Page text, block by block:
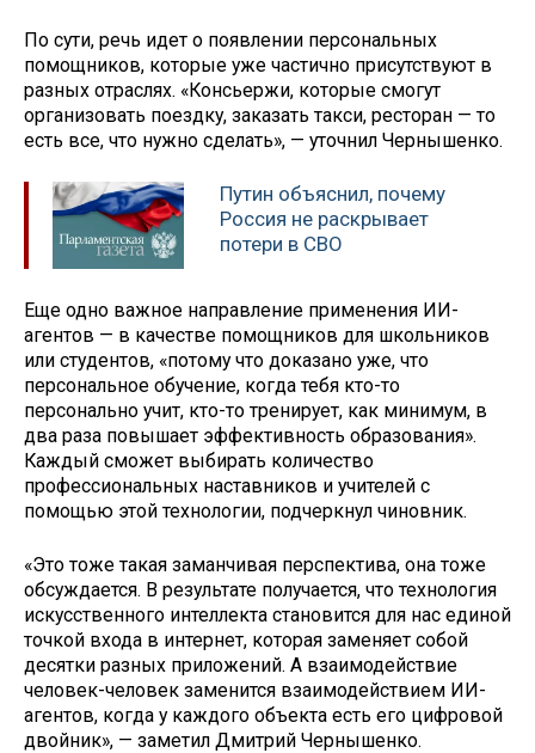
По сути, речь идет о появлении персональных
помощников, которые уже частично присутствуют в
разных отраслях. «Консьержи, которые смогут
организовать поездку, заказать такси, ресторан — то
есть все, что нужно сделать», — уточнил Чернышенко.
Путин объяснил, почему
Россия не раскрывает
потери в СВО
Еще одно важное направление применения ИИ-
агентов — в качестве помощников для школьников
или студентов, «потому что доказано уже, что
персональное обучение, когда тебя кто-то
персонально учит, кто-то тренирует, как минимум, в
два раза повышает эффективность образования».
Каждый сможет выбирать количество
профессиональных наставников и учителей с
помощью этой технологии, подчеркнул чиновник.
«Это тоже такая заманчивая перспектива, она тоже
обсуждается. В результате получается, что технология
искусственного интеллекта становится для нас единой
точкой входа в интернет, которая заменяет собой
десятки разных приложений. А взаимодействие
человек-человек заменится взаимодействием ИИ-
агентов, когда у каждого объекта есть его цифровой
двойник», — заметил Дмитрий Чернышенко.